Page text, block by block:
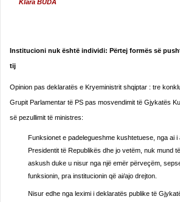
Klara BUDA
Institucioni nuk është individi: Përtej formës së
tij
Opinion pas deklaratës e Kryeministrit shqiptar : tre
Grupit Parlamentar të PS pas mosvendimit të Gjykatës
së pezullimit të ministres:
Funksionet e padelegueshme kushtetuese, nga ai
Presidentit të Republikës dhe jo vetëm, nuk mund
askush duke u nisur nga një emër përveçëm,
funksionin, pra institucionin që ai/ajo drejton.
Nisur edhe nga leximi i deklaratës publike të